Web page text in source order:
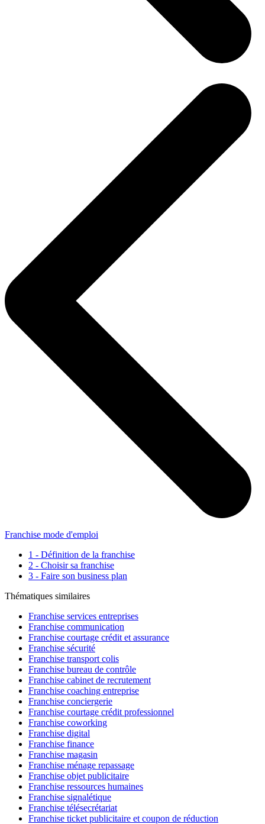
Franchise mode d'emploi
1 - Définition de la franchise
2 - Choisir sa franchise
3 - Faire son business plan
Thématiques similaires
Franchise services entreprises
Franchise communication
Franchise courtage crédit et assurance
Franchise sécurité
Franchise transport colis
Franchise bureau de contrôle
Franchise cabinet de recrutement
Franchise coaching entreprise
Franchise conciergerie
Franchise courtage crédit professionnel
Franchise coworking
Franchise digital
Franchise finance
Franchise magasin
Franchise ménage repassage
Franchise objet publicitaire
Franchise ressources humaines
Franchise signalétique
Franchise télésecrétariat
Franchise ticket publicitaire et coupon de réduction